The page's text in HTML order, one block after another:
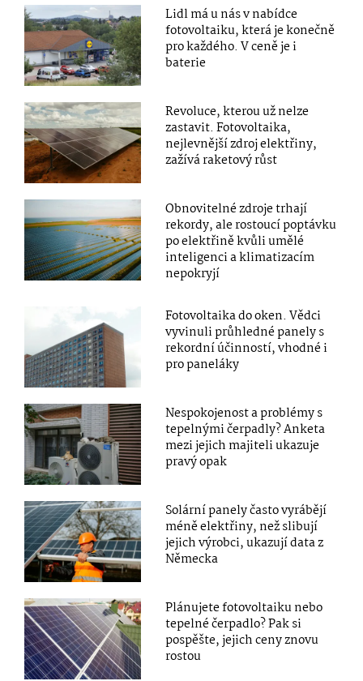
Lidl má u nás v nabídce
fotovoltaiku, která je konečně
pro každého. V ceně je i
baterie
Revoluce, kterou už nelze
zastavit. Fotovoltaika,
nejlevnější zdroj elektřiny,
zažívá raketový růst
Obnovitelné zdroje trhají
rekordy, ale rostoucí poptávku
po elektřině kvůli umělé
inteligenci a klimatizacím
nepokryjí
Fotovoltaika do oken. Vědci
vyvinuli průhledné panely s
rekordní účinností, vhodné i
pro paneláky
Nespokojenost a problémy s
tepelnými čerpadly? Anketa
mezi jejich majiteli ukazuje
pravý opak
Solární panely často vyrábějí
méně elektřiny, než slibují
jejich výrobci, ukazují data z
Německa
Plánujete fotovoltaiku nebo
tepelné čerpadlo? Pak si
pospěšte, jejich ceny znovu
rostou